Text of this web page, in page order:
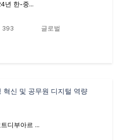
년 한-중...
393 글로벌
혁신 및 공무원 디지털 역량
디부아르 ...